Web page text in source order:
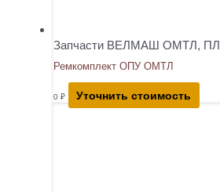
Запчасти ВЕЛМАШ ОМТЛ, ПЛ
Ремкомплект ОПУ ОМТЛ
0 ₽ Уточнить стоимость